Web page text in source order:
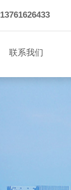
13761626433
联系我们